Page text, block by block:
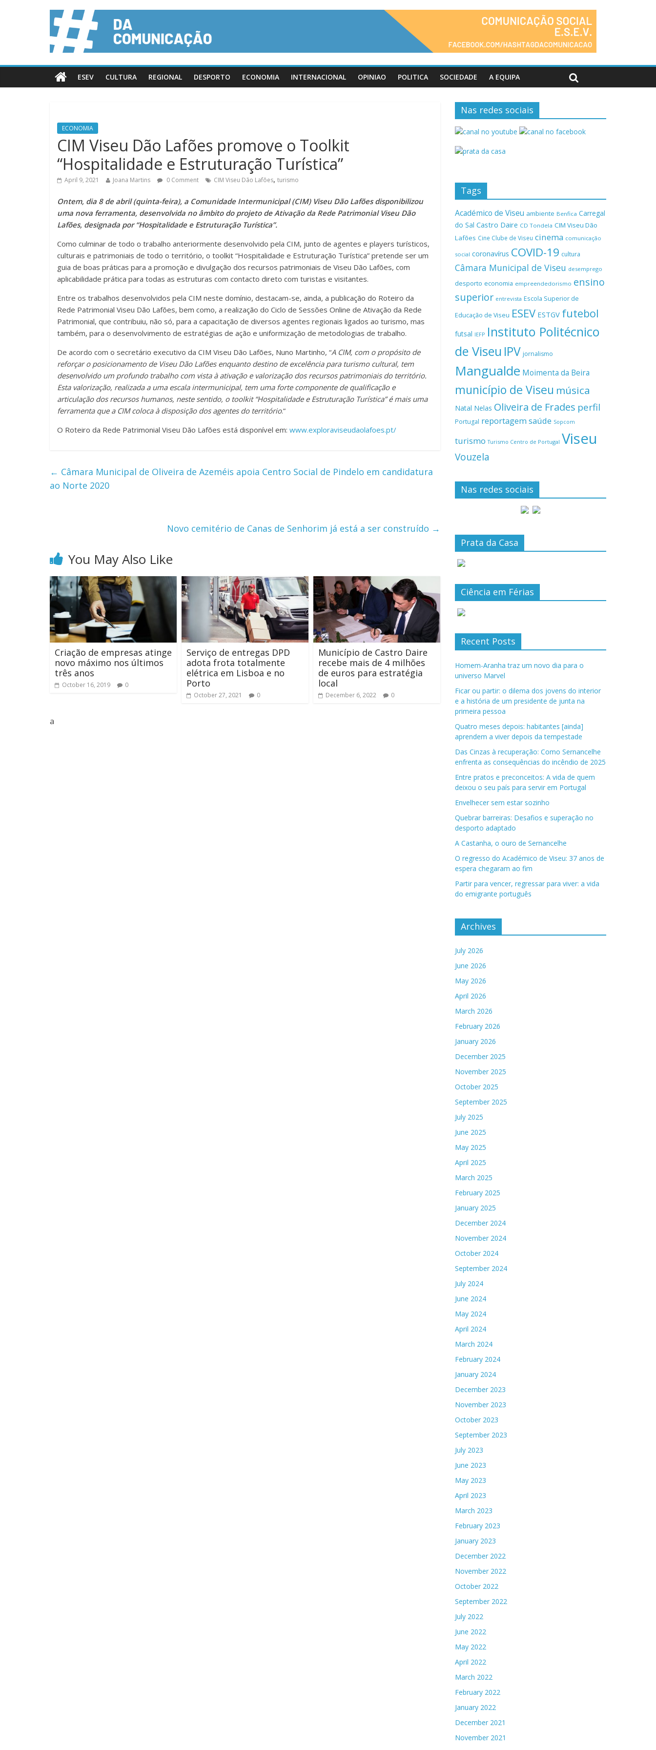
ESEV CULTURA REGIONAL DESPORTO ECONOMIA INTERNACIONAL OPINIAO POLITICA SOCIEDADE A EQUIPA
ECONOMIA
CIM Viseu Dão Lafões promove o Toolkit
“Hospitalidade e Estruturação Turística”
April 9, 2021 Joana Martins 0 Comment CIM Viseu Dão Lafões, turismo
Ontem, dia 8 de abril (quinta-feira), a Comunidade Intermunicipal (CIM) Viseu Dão Lafões disponibilizou
uma nova ferramenta, desenvolvida no âmbito do projeto de Ativação da Rede Patrimonial Viseu Dão
Lafões, designada por “Hospitalidade e Estruturação Turística”.
Como culminar de todo o trabalho anteriormente desenvolvido pela CIM, junto de agentes e players turísticos,
culturais e patrimoniais de todo o território, o toolkit “Hospitalidade e Estruturação Turística” pretende ser um
guia de boas práticas para a promoção e divulgação dos recursos patrimoniais de Viseu Dão Lafões, com
aplicabilidade prática para todas as estruturas com contacto direto com turistas e visitantes.
Entre os trabalhos desenvolvidos pela CIM neste domínio, destacam-se, ainda, a publicação do Roteiro da
Rede Patrimonial Viseu Dão Lafões, bem como, a realização do Ciclo de Sessões Online de Ativação da Rede
Patrimonial, que contribuiu, não só, para a capacitação de diversos agentes regionais ligados ao turismo, mas
também, para o desenvolvimento de estratégias de ação e uniformização de metodologias de trabalho.
De acordo com o secretário executivo da CIM Viseu Dão Lafões, Nuno Martinho, “A CIM, com o propósito de
reforçar o posicionamento de Viseu Dão Lafões enquanto destino de excelência para turismo cultural, tem
desenvolvido um profundo trabalho com vista à ativação e valorização dos recursos patrimoniais do território.
Esta valorização, realizada a uma escala intermunicipal, tem uma forte componente de qualificação e
articulação dos recursos humanos, neste sentido, o toolkit “Hospitalidade e Estruturação Turística” é mais uma
ferramenta que a CIM coloca à disposição dos agentes do território.”
O Roteiro da Rede Patrimonial Viseu Dão Lafões está disponível em: www.exploraviseudaolafoes.pt/
← Câmara Municipal de Oliveira de Azeméis apoia Centro Social de Pindelo em candidatura
ao Norte 2020
Novo cemitério de Canas de Senhorim já está a ser construído →
You May Also Like
Criação de empresas atinge
novo máximo nos últimos
três anos
October 16, 2019 0
Serviço de entregas DPD
adota frota totalmente
elétrica em Lisboa e no
Porto
October 27, 2021 0
Município de Castro Daire
recebe mais de 4 milhões
de euros para estratégia
local
December 6, 2022 0
a
Nas redes sociais
Tags
Académico de Viseu ambiente Benfica Carregal
do Sal Castro Daire CD Tondela CIM Viseu Dão
Lafões Cine Clube de Viseu cinema comunicação
social coronavírus COVID-19 cultura
Câmara Municipal de Viseu desemprego
desporto economia empreendedorismo ensino
superior entrevista Escola Superior de
Educação de Viseu ESEV ESTGV futebol
futsal IEFP Instituto Politécnico
de Viseu IPV jornalismo
Mangualde Moimenta da Beira
município de Viseu música
Natal Nelas Oliveira de Frades perfil
Portugal reportagemsaúde Sopcom
turismo Turismo Centro de Portugal Viseu
Vouzela
Nas redes sociais
Prata da Casa
Ciência em Férias
Recent Posts
Homem-Aranha traz um novo dia para o
universo Marvel
Ficar ou partir: o dilema dos jovens do interior
e a história de um presidente de junta na
primeira pessoa
Quatro meses depois: habitantes [ainda]
aprendem a viver depois da tempestade
Das Cinzas à recuperação: Como Sernancelhe
enfrenta as consequências do incêndio de 2025
Entre pratos e preconceitos: A vida de quem
deixou o seu país para servir em Portugal
Envelhecer sem estar sozinho
Quebrar barreiras: Desafios e superação no
desporto adaptado
A Castanha, o ouro de Sernancelhe
O regresso do Académico de Viseu: 37 anos de
espera chegaram ao fim
Partir para vencer, regressar para viver: a vida
do emigrante português
Archives
July 2026
June 2026
May 2026
April 2026
March 2026
February 2026
January 2026
December 2025
November 2025
October 2025
September 2025
July 2025
June 2025
May 2025
April 2025
March 2025
February 2025
January 2025
December 2024
November 2024
October 2024
September 2024
July 2024
June 2024
May 2024
April 2024
March 2024
February 2024
January 2024
December 2023
November 2023
October 2023
September 2023
July 2023
June 2023
May 2023
April 2023
March 2023
February 2023
January 2023
December 2022
November 2022
October 2022
September 2022
July 2022
June 2022
May 2022
April 2022
March 2022
February 2022
January 2022
December 2021
November 2021